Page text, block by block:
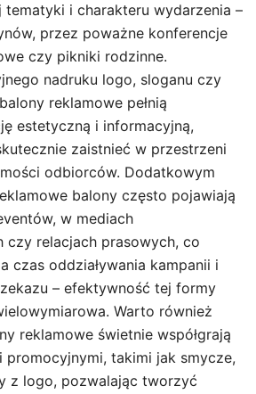
i charakteru wydarzenia –
przez poważne konferencje
czy pikniki rodzinne.
nadruku logo, sloganu czy
reklamowe pełnią
estetyczną i informacyjną,
zaistnieć w przestrzeni
odbiorców. Dodatkowym
balony często pojawiają
w mediach
czy relacjach prasowych, co
czas oddziaływania kampanii i
– efektywność tej formy
Warto również
reklamowe świetnie współgrają
promocyjnymi, takimi jak smycze,
z logo, pozwalając tworzyć